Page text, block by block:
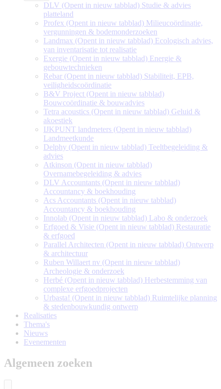
DLV (Opent in nieuw tabblad) Studie & advies
platteland
Profex (Opent in nieuw tabblad) Milieucoördinatie,
vergunningen & bodemonderzoeken
Landmax (Opent in nieuw tabblad) Ecologisch advies,
van inventarisatie tot realisatie
Exergie (Opent in nieuw tabblad) Energie &
gebouwtechnieken
Rebar (Opent in nieuw tabblad) Stabiliteit, EPB,
veiligheidscoördinatie
B&V Project (Opent in nieuw tabblad)
Bouwcoördinatie & bouwadvies
Tetra acoustics (Opent in nieuw tabblad) Geluid &
akoestiek
IJKPUNT landmeters (Opent in nieuw tabblad)
Landmeetkunde
Delphy (Opent in nieuw tabblad) Teeltbegeleiding &
advies
Atkinson (Opent in nieuw tabblad)
Overnamebegeleiding & advies
DLV Accountants (Opent in nieuw tabblad)
Accountancy & boekhouding
Acs Accountants (Opent in nieuw tabblad)
Accountancy & boekhouding
Innolab (Opent in nieuw tabblad) Labo & onderzoek
Erfgoed & Visie (Opent in nieuw tabblad) Restauratie
& erfgoed
Parallel Architecten (Opent in nieuw tabblad) Ontwerp
& architectuur
Ruben Willaert nv (Opent in nieuw tabblad)
Archeologie & onderzoek
Herbé (Opent in nieuw tabblad) Herbestemming van
complexe erfgoedprojecten
Urbasta! (Opent in nieuw tabblad) Ruimtelijke planning
& stedenbouwkundig ontwerp
Realisaties
Thema's
Nieuws
Evenementen
Algemeen zoeken